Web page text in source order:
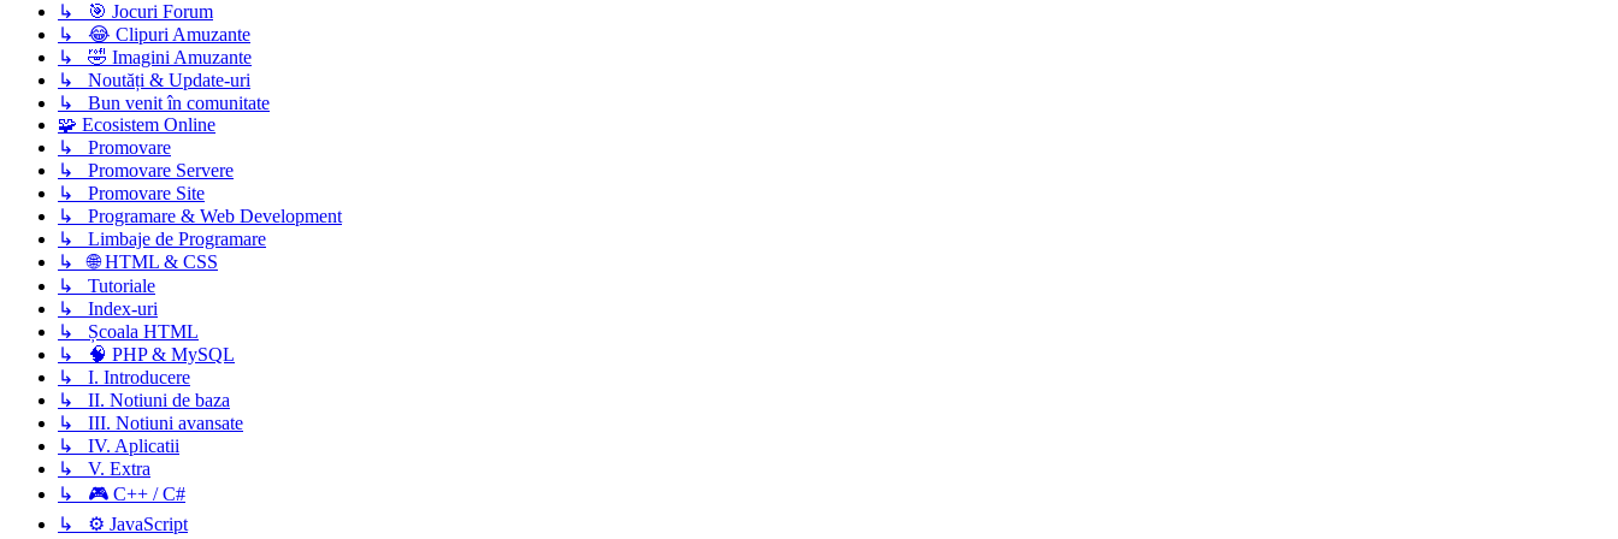
↳ 🎯 Jocuri Forum
↳ 😂 Clipuri Amuzante
↳ 🤣 Imagini Amuzante
↳ Noutăți & Update-uri
↳ Bun venit în comunitate
🧩 Ecosistem Online
↳ Promovare
↳ Promovare Servere
↳ Promovare Site
↳ Programare & Web Development
↳ Limbaje de Programare
↳ 🌐 HTML & CSS
↳ Tutoriale
↳ Index-uri
↳ Școala HTML
↳ 🧠 PHP & MySQL
↳ I. Introducere
↳ II. Notiuni de baza
↳ III. Notiuni avansate
↳ IV. Aplicatii
↳ V. Extra
↳ 🎮 C++ / C#
↳ ⚙️ JavaScript